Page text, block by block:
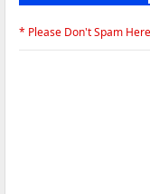
* Please Don't Spam